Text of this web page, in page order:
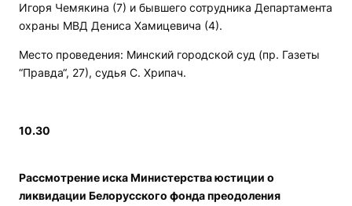
Игоря Чемякина (7) и бывшего сотрудника Департамента
охраны МВД Дениса Хамицевича (4).
Место проведения: Минский городской суд (пр. Газеты
“Правда“, 27), судья С. Хрипач.
10.30
Рассмотрение иска Министерства юстиции о
ликвидации Белорусского фонда преодоления